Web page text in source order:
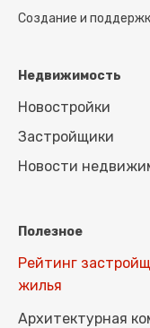
Создание и
Недвижимость
Новостройки
Застройщики
Новости
Полезное
Рейтинг
жилья
Архитектурная